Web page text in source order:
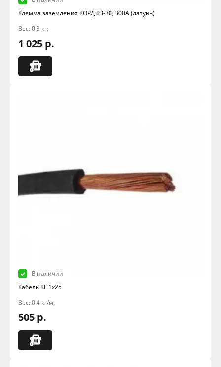
Клемма заземления КОРД КЗ-30, 300А (латунь)
Вес: 0.3 кг;
1 025 р.
В наличии
Кабель КГ 1х25
Вес: 0.4 кг/м;
505 р.